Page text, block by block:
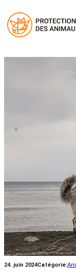
24. juin 2024Catégorie: